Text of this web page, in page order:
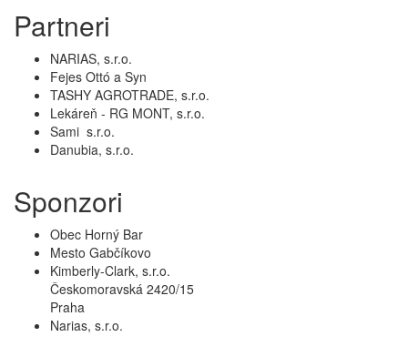
Partneri
NARIAS, s.r.o.
Fejes Ottó a Syn
TASHY AGROTRADE, s.r.o.
Lekáreň - RG MONT, s.r.o.
Sami s.r.o.
Danubia, s.r.o.
Sponzori
Obec Horný Bar
Mesto Gabčíkovo
Kimberly-Clark, s.r.o.
Českomoravská 2420/15
Praha
Narias, s.r.o.